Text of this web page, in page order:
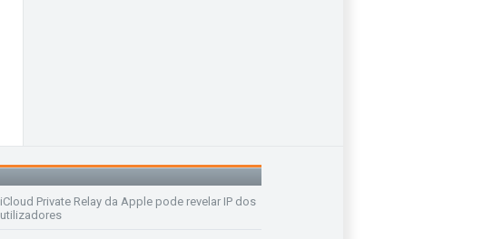
iCloud Private Relay da Apple pode revelar IP dos
utilizadores